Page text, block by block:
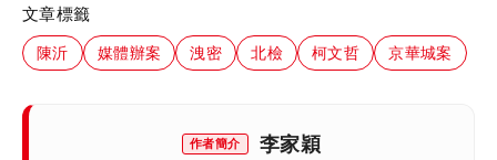
文章標籤
陳沂 媒體辦案 洩密 北檢 柯文哲 京華城案
作者簡介 李家穎